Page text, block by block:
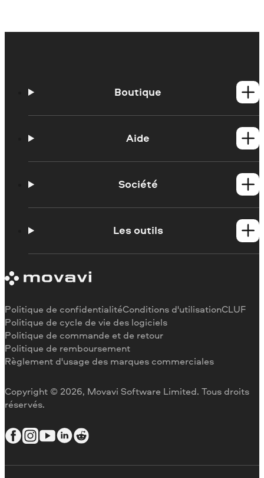
Boutique
Produits Mac
Aide
Contacter l'assistance Movavi
Limitations de la version d'essai
Société
Témoignages
Au travail
Les outils
Recadrer une vidéo
Pivoter une vidéo
Redimensionner une vidéo
Inverser une vidéo
Stabiliser une vidéo
Ajuster une vidéo
Copyright © 2026, Movavi Software Limited. Tous droits
réservés.
Politique de confidentialitéConditions d'utilisationCLUF
Politique de cycle de vie des logiciels
Politique de commande et de retour
Politique de remboursement
Règlement d'usage des marques commerciales